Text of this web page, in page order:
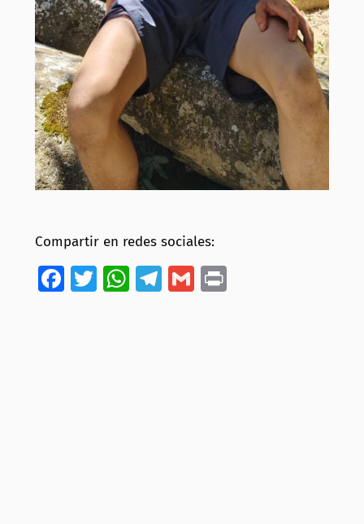
Compartir en redes sociales:
Facebook
Twitter
WhatsApp
Telegram
Gmail